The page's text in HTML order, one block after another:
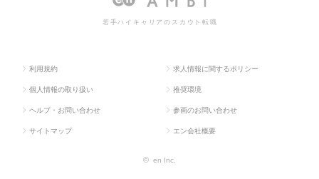
若手ハイキャリアのスカウト転職
利用規約 求人情報に関するポリシー
個人情報の取り扱い 推奨環境
ヘルプ・お問い合わせ 参画のお問い合わせ
サイトマップ エン会社概要
© en Inc.